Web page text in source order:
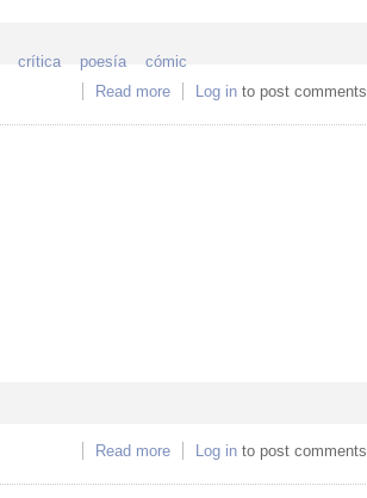
crítica poesía
cómic
Read more about Humboldt
Log in to post comments
Read more about La Carreta Nahuatl
Log in to post comments